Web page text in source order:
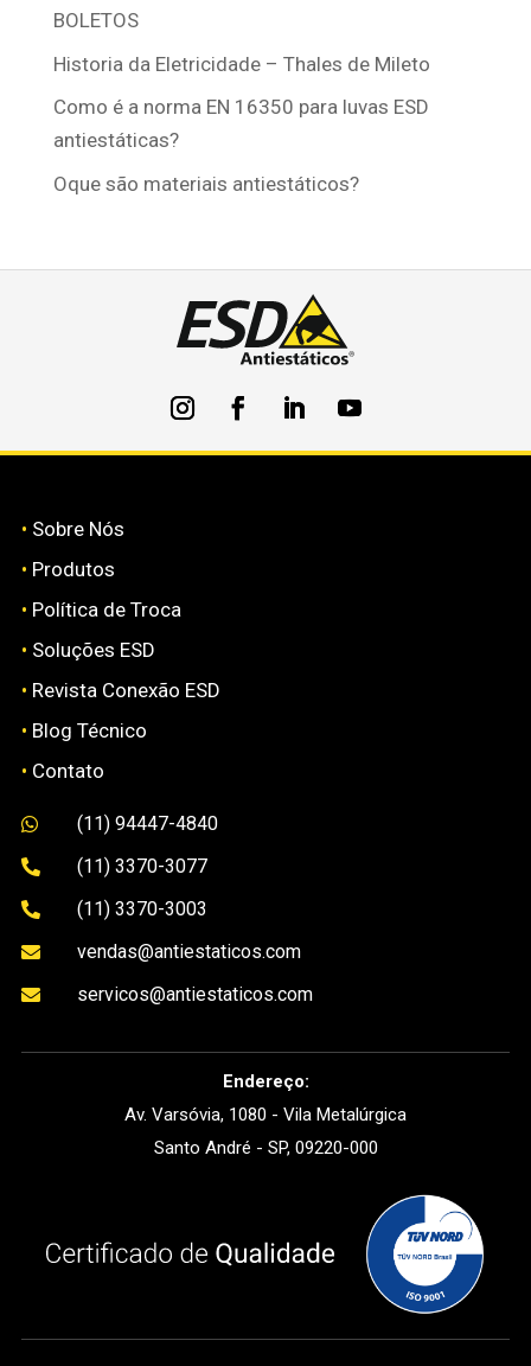
BOLETOS
Historia da Eletricidade – Thales de Mileto
Como é a norma EN 16350 para luvas ESD
antiestáticas?
Oque são materiais antiestáticos?
• Sobre Nós
• Produtos
• Política de Troca
• Soluções ESD
• Revista Conexão ESD
• Blog Técnico
• Contato
 (11) 94447-4840
 (11) 3370-3077
 (11) 3370-3003
 vendas@antiestaticos.com
 servicos@antiestaticos.com
Endereço:
Av. Varsóvia, 1080 - Vila Metalúrgica
Santo André - SP, 09220-000